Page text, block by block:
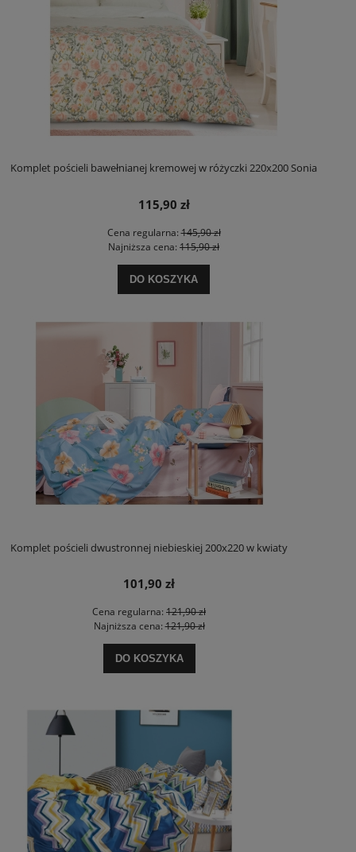
Komplet pościeli bawełnianej kremowej w różyczki 220x200 Sonia
115,90 zł
Cena regularna:145,90 zł
Najniższa cena: 115,90 zł
DO KOSZYKA
Komplet pościeli dwustronnej niebieskiej 200x220 w kwiaty
101,90 zł
Cena regularna: 121,90 zł
Najniższa cena:121,90 zł
DO KOSZYKA